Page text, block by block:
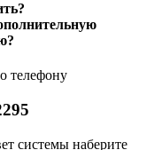
телефону
системы наберите